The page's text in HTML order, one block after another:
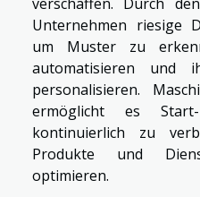
Unternehmen riesige
um Muster zu
automatisieren und
personalisieren.
ermöglicht es
kontinuierlich zu
Produkte und
optimieren.